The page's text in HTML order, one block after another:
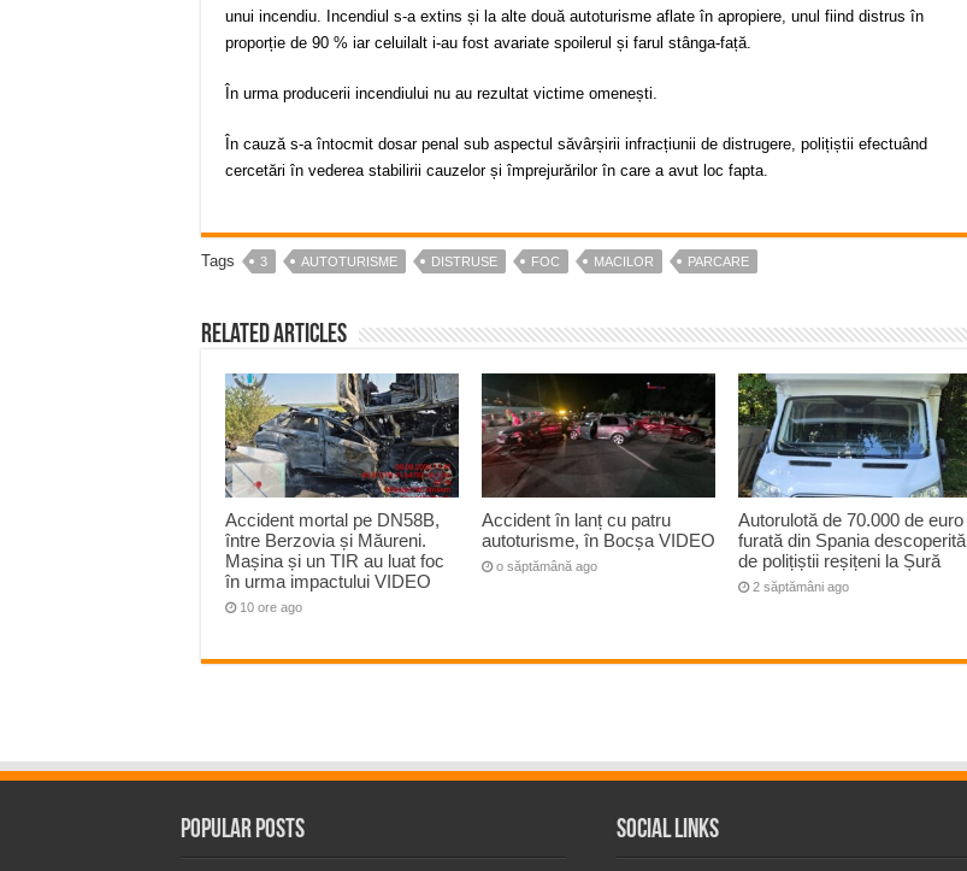
unui incendiu. Incendiul s-a extins și la alte două autoturisme aflate în apropiere, unul fiind distrus în
proporție de 90 % iar celuilalt i-au fost avariate spoilerul și farul stânga-față.
În urma producerii incendiului nu au rezultat victime omenești.
În cauză s-a întocmit dosar penal sub aspectul săvârșirii infracțiunii de distrugere, polițiștii efectuând
cercetări în vederea stabilirii cauzelor și împrejurărilor în care a avut loc fapta.
Tags 3 AUTOTURISME DISTRUSE FOC MACILOR PARCARE
Related Articles
Accident mortal pe DN58B,
între Berzovia și Măureni.
Mașina și un TIR au luat foc
în urma impactului VIDEO
10 ore ago
Accident în lanț cu patru
autoturisme, în Bocșa VIDEO
o săptămână ago
Autorulotă de 70.000 de euro
furată din Spania descoperită
de polițiștii reșițeni la Șură
2 săptămâni ago
Popular Posts Social Links